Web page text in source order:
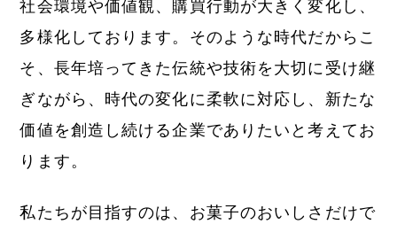
社会環境や価値観、購買行動が大きく変化し、
多様化しております。そのような時代だからこ
そ、長年培ってきた伝統や技術を大切に受け継
ぎながら、時代の変化に柔軟に対応し、新たな
価値を創造し続ける企業でありたいと考えてお
ります。
私たちが目指すのは、お菓子のおいしさだけで